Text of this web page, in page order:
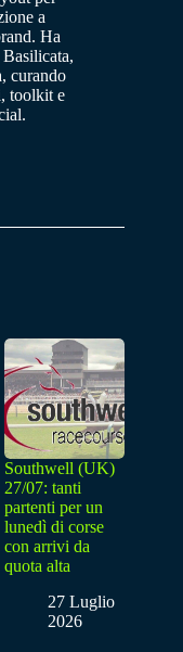
a
Ha
curando
toolkit e
Southwell (UK)
27/07: tanti
partenti per un
lunedì di corse
con arrivi da
quota alta
27 Luglio
2026